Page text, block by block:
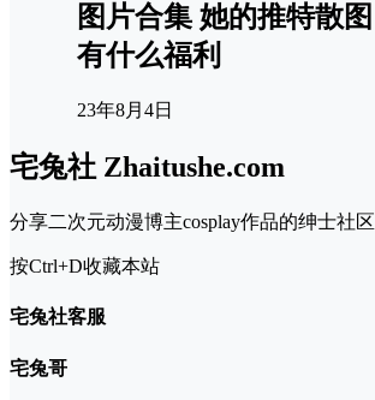
图片合集 她的推特散图
有什么福利
23年8月4日
宅兔社 Zhaitushe.com
分享二次元动漫博主cosplay作品的绅士社区
按Ctrl+D收藏本站
宅兔社客服
宅兔哥